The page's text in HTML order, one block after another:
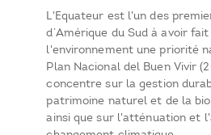
L'Equateur est l'un des
d’Amérique du Sud à avoir fait
l'environnement une priorité
Plan Nacional del Buen Vivir
concentre sur la gestion
patrimoine naturel et de la
ainsi que sur l'atténuation et